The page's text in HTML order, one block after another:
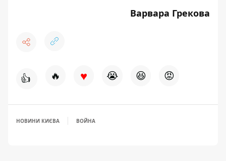
Варвара Грекова
👍 🔥 ♥ 😭 😆 😡
НОВИНИ КИЄВА ВОЙНА